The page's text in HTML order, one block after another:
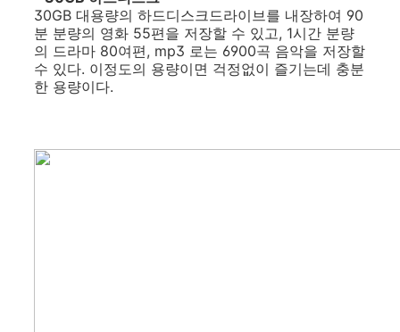
30GB 대용량의 하드디스크드라이브를 내장하여 90
분 분량의 영화 55편을 저장할 수 있고, 1시간 분량
의 드라마 80여편, mp3 로는 6900곡 음악을 저장할
수 있다. 이정도의 용량이면 걱정없이 즐기는데 충분
한 용량이다.